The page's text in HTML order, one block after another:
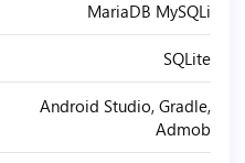
MariaDB MySQLi
SQLite
Android Studio, Gradle,
Admob